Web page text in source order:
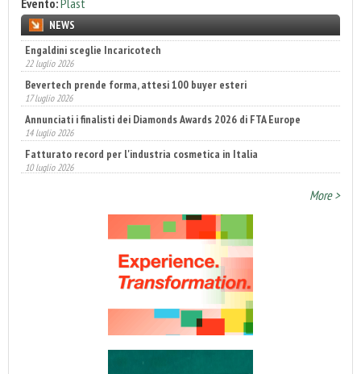
NEWS
Engaldini sceglie Incaricotech
22 luglio 2026
Bevertech prende forma, attesi 100 buyer esteri
17 luglio 2026
Annunciati i finalisti dei Diamonds Awards 2026 di FTA Europe
14 luglio 2026
Fatturato record per l'industria cosmetica in Italia
10 luglio 2026
More >